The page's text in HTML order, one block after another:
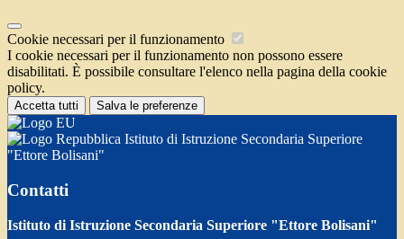
Cookie necessari per il funzionamento
I cookie necessari per il funzionamento non possono essere
disabilitati. È possibile consultare l'elenco nella pagina della cookie
policy.
Accetta tutti Salva le preferenze
Istituto di Istruzione Secondaria Superiore
"Ettore Bolisani"
Contatti
Istituto di Istruzione Secondaria Superiore "Ettore Bolisani"